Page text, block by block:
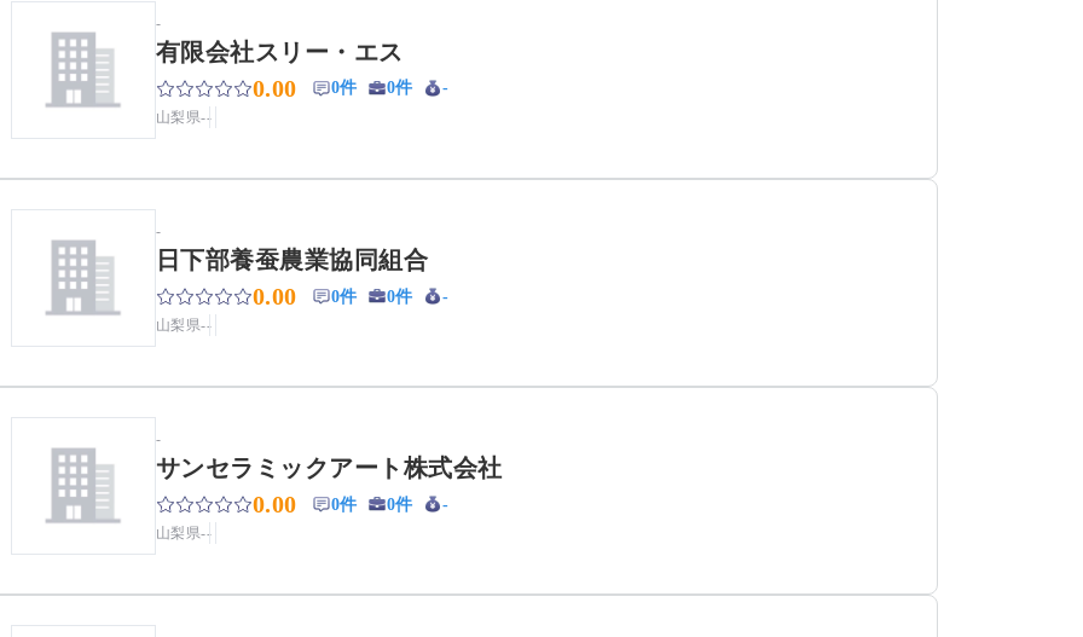
-
有限会社スリー・エス
0.00
0件 0件 -
山梨県--
-
日下部養蚕農業協同組合
0.00
0件 0件 -
山梨県--
-
サンセラミックアート株式会社
0.00
0件 0件 -
山梨県--